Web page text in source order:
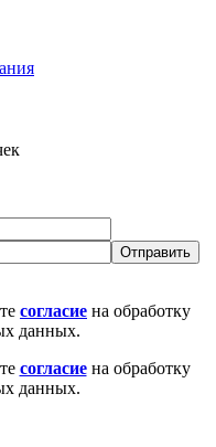
согласие на обработку
данных.
согласиена обработку
данных.